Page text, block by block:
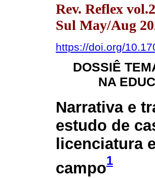
Rev. Reflex
Sul May/Aug
https://doi.org/
DOSSIÊ
NA
Narrativa e
estudo de
licenciatura
campo1